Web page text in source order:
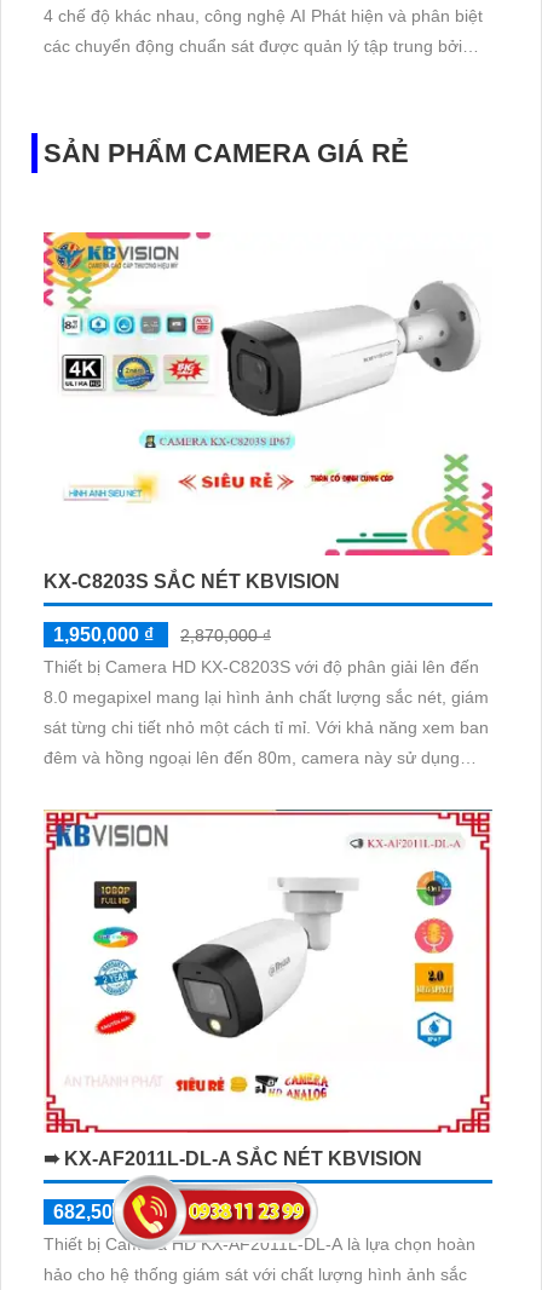
4 chế độ khác nhau, công nghệ AI Phát hiện và phân biệt
các chuyển động chuẩn sát được quản lý tập trung bởi
SẢN PHẨM CAMERA GIÁ RẺ
KX-C8203S SẮC NÉT KBVISION
1,950,000 ₫
2,870,000 ₫
Thiết bị Camera HD KX-C8203S với độ phân giải lên đến
8.0 megapixel mang lại hình ảnh chất lượng sắc nét, giám
sát từng chi tiết nhỏ một cách tỉ mỉ. Với khả năng xem ban
đêm và hồng ngoại lên đến 80m, camera này sử dụng
và chất lượng hình ảnh tối ưu
➠ KX-AF2011L-DL-A SẮC NÉT KBVISION
682,500 ₫
1,050,000 ₫
Thiết bị Camera HD KX-AF2011L-DL-A là lựa chọn hoàn
hảo cho hệ thống giám sát với chất lượng hình ảnh sắc